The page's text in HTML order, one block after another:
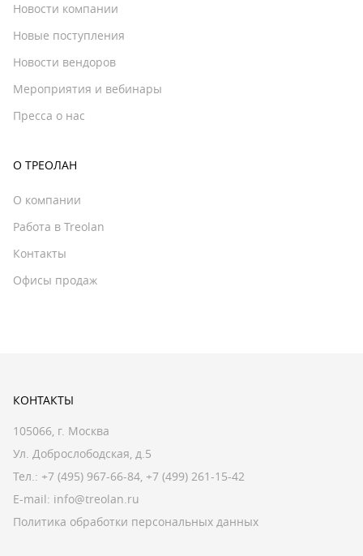
Новости компании
Новые поступления
Новости вендоров
Мероприятия и вебинары
Пресса о нас
О ТРЕОЛАН
О компании
Работа в Treolan
Контакты
Офисы продаж
КОНТАКТЫ
105066, г. Москва
Ул. Доброслободская, д.5
Тел.: +7 (495) 967-66-84, +7 (499) 261-15-42
E-mail: info@treolan.ru
Политика обработки персональных данных